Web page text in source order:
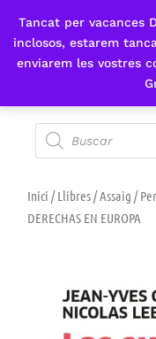
Tancat per vacances
inclosos, estarem
enviarem les vostres
Fes-te'n
Inici /Llibres/Assaig /
DERECHAS EN EUROPA